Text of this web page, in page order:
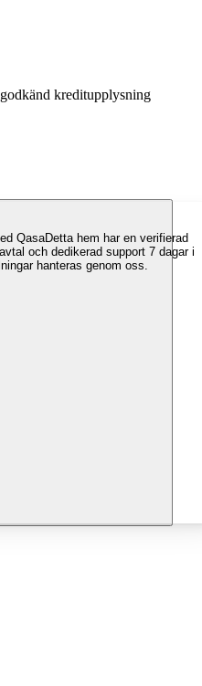
kreditupplysning
QasaDetta hem har en verifierad
och dedikerad support 7 dagar i
hanteras genom oss.